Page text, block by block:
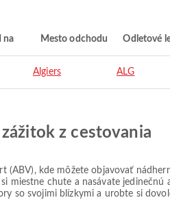
na Mesto odchodu Odletové
Algiers ALG
z cestovania
kde môžete objavovať
miestne chute a nasávate
so svojimi blízkymi a urobte si